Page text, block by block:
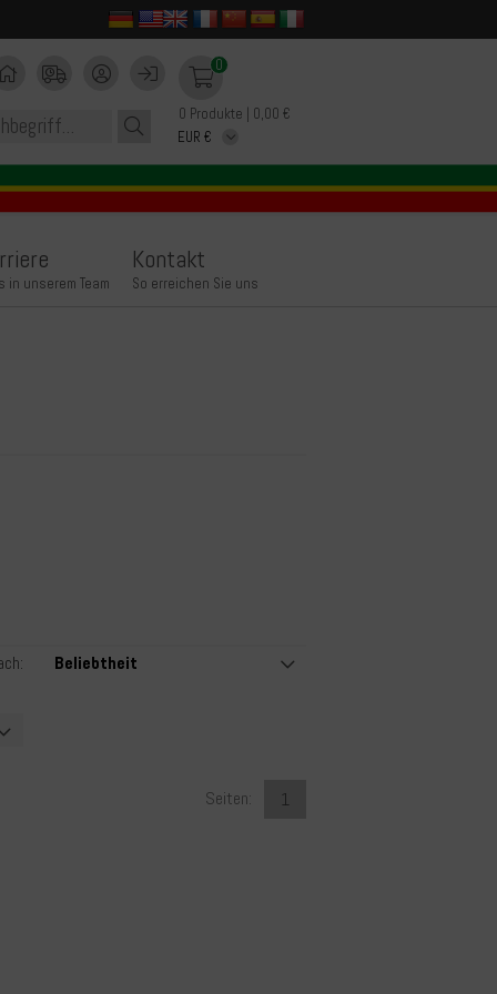
0
0 Produkte | 0,00 €
in unserem Team
Kontakt
So erreichen Sie uns
Seiten: 1